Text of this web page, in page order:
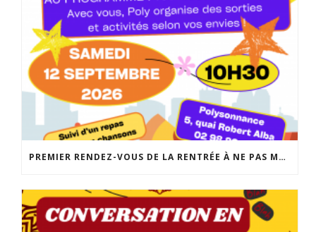
PREMIER RENDEZ-VOUS DE LA RENTRÉE À NE PAS MANQUER: LA FABRIQUE DES POSSIBLES AU LOCAL JEUNES DE POLYSONNANCE. UN MOMENT CONVIVIAL POUR RÉALISER VOS PROJETS DE SORTIES, D’ACTIVITÉS, DE SÉJOURS… INFO: 02 98 86 13 11